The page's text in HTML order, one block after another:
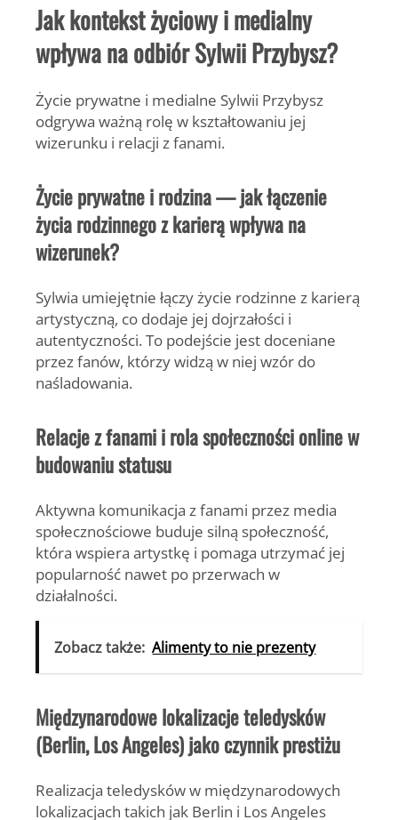
Jak kontekst życiowy i medialny
wpływa na odbiór Sylwii Przybysz?
Życie prywatne i medialne Sylwii Przybysz
odgrywa ważną rolę w kształtowaniu jej
wizerunku i relacji z fanami.
Życie prywatne i rodzina — jak łączenie
życia rodzinnego z karierą wpływa na
wizerunek?
Sylwia umiejętnie łączy życie rodzinne z karierą
artystyczną, co dodaje jej dojrzałości i
autentyczności. To podejście jest doceniane
przez fanów, którzy widzą w niej wzór do
naśladowania.
Relacje z fanami i rola społeczności online w
budowaniu statusu
Aktywna komunikacja z fanami przez media
społecznościowe buduje silną społeczność,
która wspiera artystkę i pomaga utrzymać jej
popularność nawet po przerwach w
działalności.
Zobacz także: Alimenty to nie prezenty
Międzynarodowe lokalizacje teledysków
(Berlin, Los Angeles) jako czynnik prestiżu
Realizacja teledysków w międzynarodowych
lokalizacjach takich jak Berlin i Los Angeles